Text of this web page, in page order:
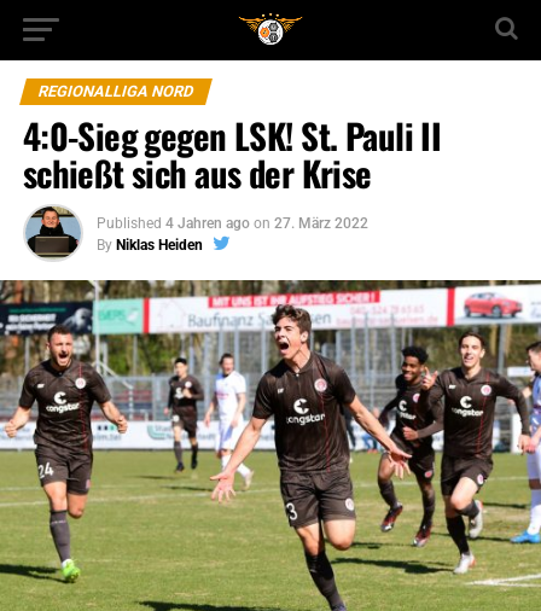
REGIONALLIGA NORD
4:0-Sieg gegen LSK! St. Pauli II
schießt sich aus der Krise
Published 4 Jahren ago on 27. März 2022
By Niklas Heiden